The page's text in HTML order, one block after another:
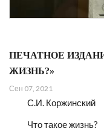
ПЕЧАТНОЕ
ЖИЗНЬ?»
Сен 07, 2021
С.И. Коржинский
Что такое жизнь?